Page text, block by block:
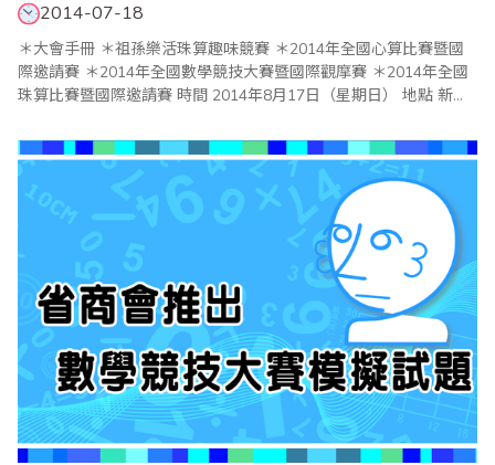
2014-07-18
＊大會手冊 ＊祖孫樂活珠算趣味競賽 ＊2014年全國心算比賽暨國
際邀請賽 ＊2014年全國數學競技大賽暨國際觀摩賽 ＊2014年全國
珠算比賽暨國際邀請賽 時間 2014年8月17日（星期日） 地點 新北
場：6樓603大禮堂 頒獎典禮：3樓..